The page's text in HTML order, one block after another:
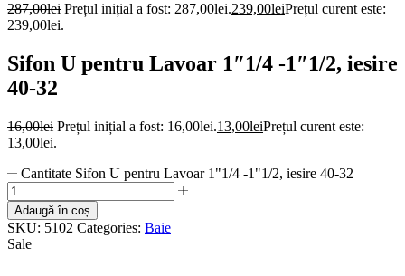
287,00lei Prețul inițial a fost: 287,00lei.239,00leiPrețul curent este:
239,00lei.
Sifon U pentru Lavoar 1″1/4 -1″1/2, iesire
40-32
16,00lei Prețul inițial a fost: 16,00lei.13,00leiPrețul curent este:
13,00lei.
Cantitate Sifon U pentru Lavoar 1"1/4 -1"1/2, iesire 40-32
Adaugă în coș
SKU: 5102 Categories: Baie
Sale